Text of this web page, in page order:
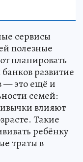
сервисы
полезные
планировать
развитие
— это ещё и
семей:
влияют
Такие
ребёнку
траты в